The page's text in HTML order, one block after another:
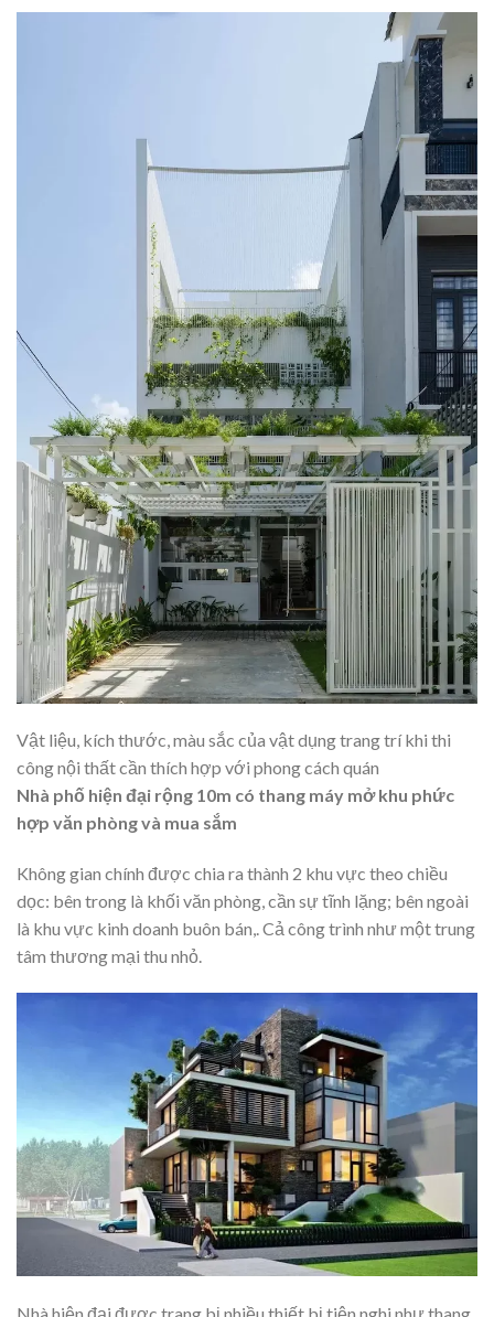
Vật liệu, kích thước, màu sắc của vật dụng trang trí khi thi
công nội thất cần thích hợp với phong cách quán
Nhà phố hiện đại rộng 10m có thang máy mở khu phức
hợp văn phòng và mua sắm
Không gian chính được chia ra thành 2 khu vực theo chiều
dọc: bên trong là khối văn phòng, cần sự tĩnh lặng; bên ngoài
là khu vực kinh doanh buôn bán,. Cả công trình như một trung
tâm thương mại thu nhỏ.